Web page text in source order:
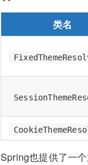
类名
Spring也提供了一